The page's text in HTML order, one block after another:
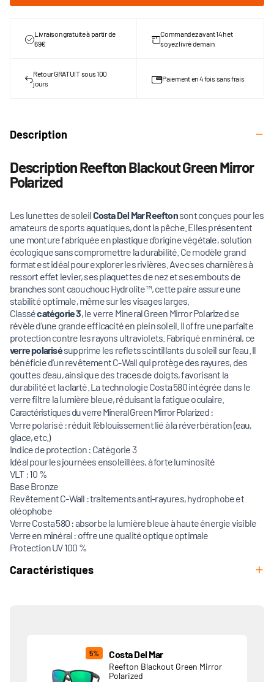
Livraison gratuite à partir de
69€
Commandez avant 14h et
soyez livré demain
Retour GRATUIT sous 100
jours
Paiement en 4 fois sans frais
Description
Description Reefton Blackout Green Mirror
Polarized
Les lunettes de soleilCosta Del Mar Reeftonsont conçues pour les
amateurs de sports aquatiques, dont la pêche. Elles présentent
une monture fabriquée en plastique d'origine végétale, solution
écologique sans compromettre la durabilité. Ce modèle grand
format est idéal pour explorer les rivières. Avec ses charnières à
ressort effet levier, ses plaquettes de nez et ses embouts de
branches sont caouchouc Hydrolite™, cette paire assure une
stabilité optimale, même sur les visages larges.
Classécatégorie 3, le verre Mineral Green Mirror Polarized se
révèle d'une grande efficacité en plein soleil. Il offre une parfaite
protection contre les rayons ultraviolets. Fabriqué en minéral, ce
verre polarisésupprime les reflets scintillants du soleil sur l'eau. Il
bénéficie d'un revêtement C-Wall qui protège des rayures, des
gouttes d'eau, ainsi que des traces de doigts, favorisant la
durabilité et la clarté. La technologie Costa 580 intégrée dans le
verre filtre la lumière bleue, réduisant la fatigue oculaire.
Caractéristiques du verre Mineral Green Mirror Polarized :
Verre polarisé : réduit l'éblouissement lié à la réverbération (eau,
glace, etc.)
Indice de protection : Catégorie 3
Idéal pour les journées ensoleillées, à forte luminosité
VLT : 10 %
Base Bronze
Revêtement C-Wall : traitements anti-rayures, hydrophobe et
oléophobe
Verre Costa 580 : absorbe la lumière bleue à haute énergie visible
Verre en minéral : offre une qualité optique optimale
Protection UV 100 %
Caractéristiques
5% Costa Del Mar
Reefton Blackout Green Mirror
Polarized